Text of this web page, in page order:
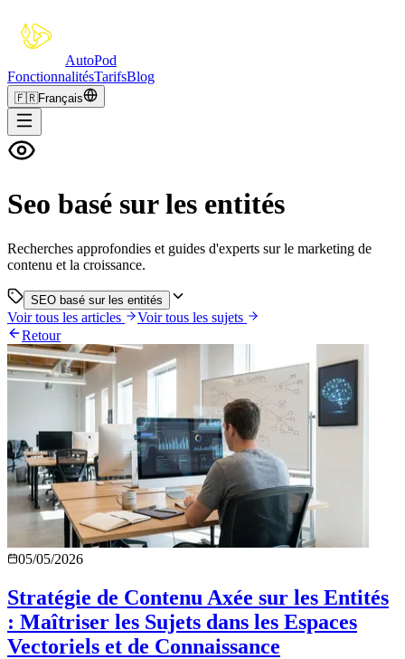
AutoPod
FonctionnalitésTarifsBlog
🇫🇷Français
Seo basé sur les entités
Recherches approfondies et guides d'experts sur le marketing de
contenu et la croissance.
SEO basé sur les entités
Voir tous les articles
Voir tous les sujets
Retour
05/05/2026
Stratégie de Contenu Axée sur les Entités
: Maîtriser les Sujets dans les Espaces
Vectoriels et de Connaissance